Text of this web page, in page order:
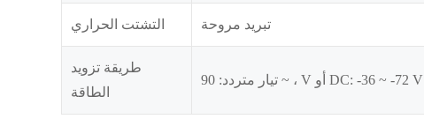
التشتت الحراري تبريد مروحة
طريقة تزويد
الطاقة
تيار متردد: 90 ~ ، V أو DC: -36 ~ -72 V